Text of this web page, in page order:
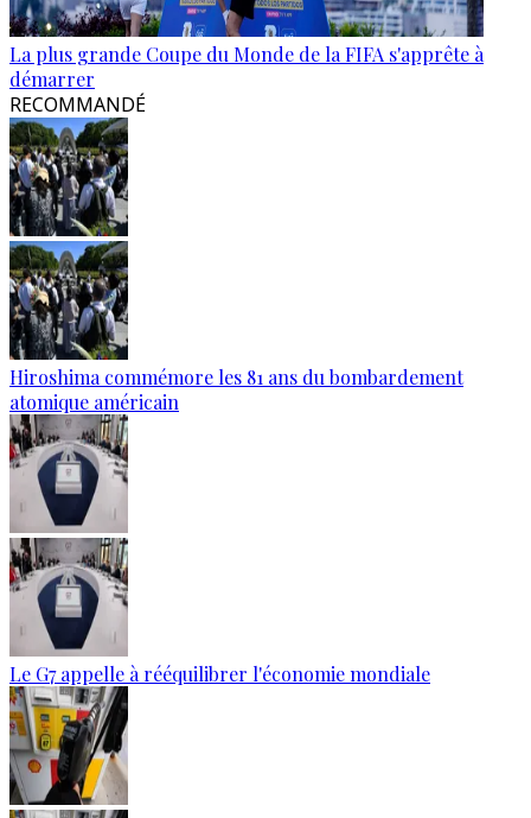
La plus grande Coupe du Monde de la FIFA s'apprête à
démarrer
RECOMMANDÉ
Hiroshima commémore les 81 ans du bombardement
atomique américain
Le G7 appelle à rééquilibrer l'économie mondiale